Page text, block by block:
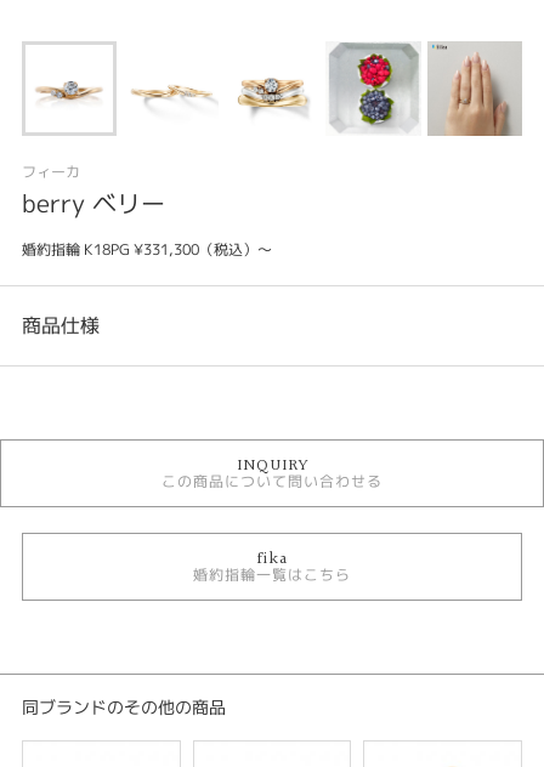
フィーカ
berry ベリー
婚約指輪 K18PG ¥331,300（税込）～
商品仕様
婚約指輪
婚約指輪 サイドメレ
婚約指輪 V字･U字
テイスト
紹介文
INQUIRY
この商品について問い合わせる
fika
婚約指輪一覧はこちら
同ブランドのその他の商品